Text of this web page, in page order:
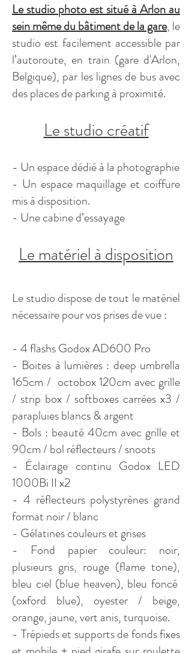
Le studio photo est situé à Arlon au
sein même du bâtiment de la gare, le
studio est facilement accessible par
l’autoroute, en train (gare d'Arlon,
Belgique), par les lignes de bus avec
des places deparking à proximité.
Le studio créatif
- Un espace dédié à la photographie
- Un espace maquillage et coiffure
mis à disposition.
- Une cabine d’essayage
Le matériel à disposition
Le studio dispose de tout le matériel
nécessaire pour vos prises de vue :
- 4flashs Godox AD600 Pro
- Boites à lumières : deep umbrella
165cm / octobox 120cm avec grille
/ strip box / softboxes carrées x3 /
parapluies blancs & argent
- Bols : beauté 40cm avec grille et
90cm / bol réflecteurs / snoots
- Éclairage continu Godox LED
1000Bi II x2
- 4 réflecteurs polystyrènes grand
format noir / blanc
- Gélatines couleurs et grises
- Fond papier couleur: noir,
plusieurs gris, rouge (flame tone),
bleu ciel (blue heaven), bleu foncé
(oxford blue), oyester / beige,
orange, jaune, vert anis, turquoise.
- Trépieds et supports de fonds fixes